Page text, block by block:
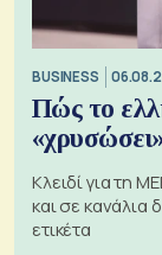
BUSINESS
Πώς το
Κλειδί για τη
και σε κανάλια
ετικέτα